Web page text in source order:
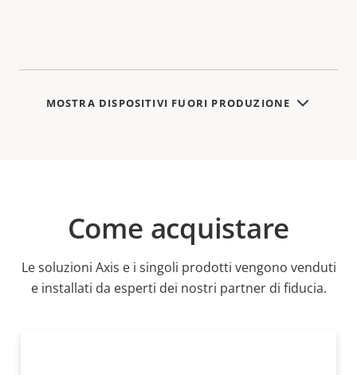
MOSTRA DISPOSITIVI FUORI PRODUZIONE
Come acquistare
Le soluzioni Axis e i singoli prodotti vengono venduti
e installati da esperti dei nostri partner di fiducia.